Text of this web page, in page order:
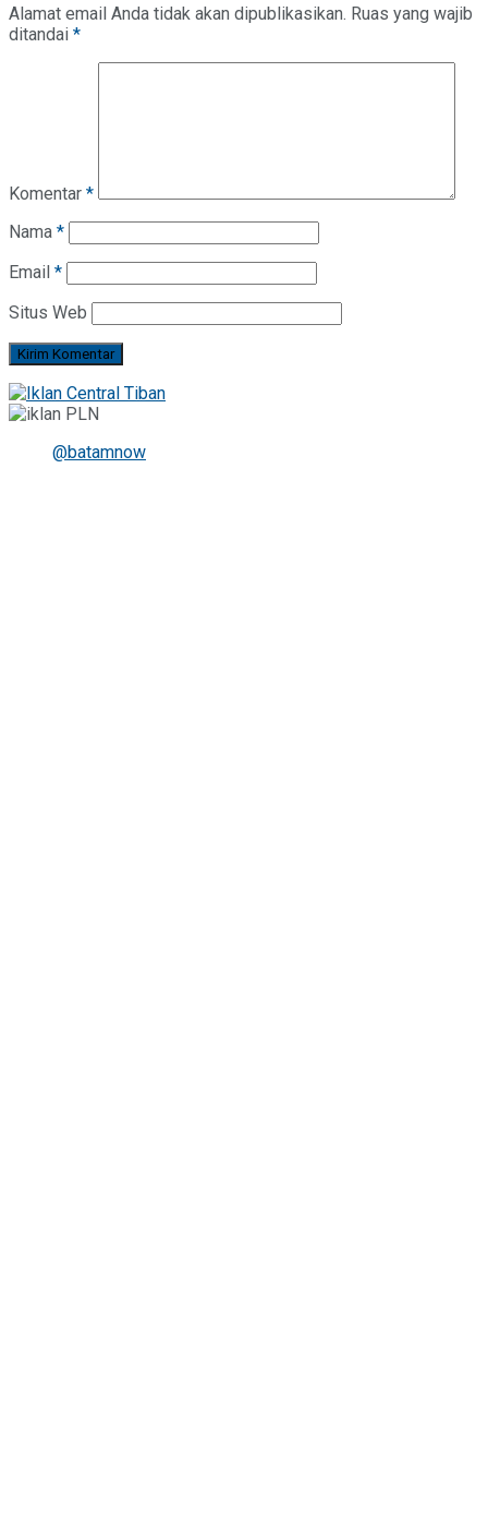
Alamat email Anda tidak akan dipublikasikan. Ruas yang wajib
ditandai *
Komentar *
Nama *
Email *
Situs Web
@batamnow